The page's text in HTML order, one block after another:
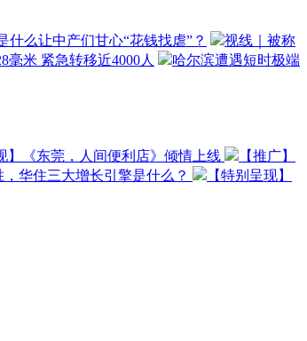
么让中产们甘心“花钱找虐”？
视线｜被称
毫米 紧急转移近4000人
哈尔滨遭遇短时极端
】《东莞，人间便利店》倾情上线
【推广】
华住三大增长引擎是什么？
【特别呈现】